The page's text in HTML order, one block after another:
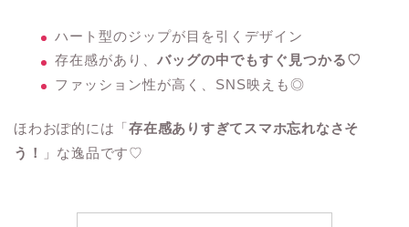
ハート型のジップが目を引くデザイン
存在感があり、 バッグの中でもすぐ見つかる♡
ファッション性が高く、SNS映えも◎
ほわおぽ的には「存在感ありすぎてスマホ忘れなさそ
う！
」な逸品です♡